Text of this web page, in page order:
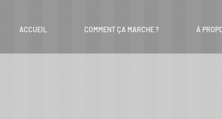
ACCUEIL COMMENT ÇA MARCHE ? À